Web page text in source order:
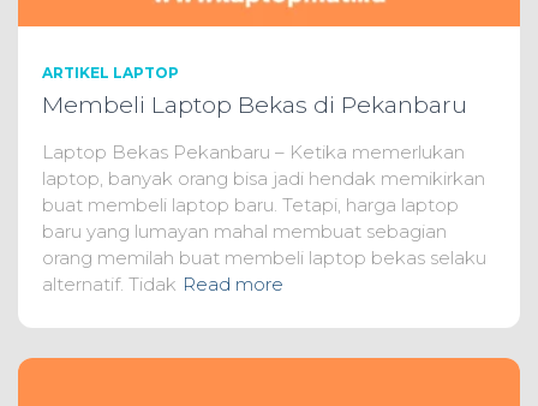
ARTIKEL LAPTOP
Membeli Laptop Bekas di Pekanbaru
Laptop Bekas Pekanbaru – Ketika memerlukan
laptop, banyak orang bisa jadi hendak memikirkan
buat membeli laptop baru. Tetapi, harga laptop
baru yang lumayan mahal membuat sebagian
orang memilah buat membeli laptop bekas selaku
alternatif. Tidak Read more